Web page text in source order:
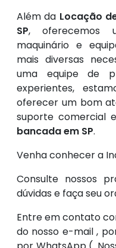
Além da Locação
SP, oferecemos
maquinário e
mais diversas
uma equipe de
experientes,
oferecer um bom
suporte comercial e
bancada em SP.
Venha conhecer a
Consulte nossos
dúvidas e faça seu
Entre em contato
do nosso e-mail ,